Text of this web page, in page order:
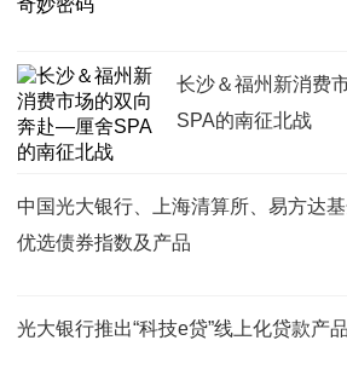
长沙＆福州新消费
SPA的南征北战
中国光大银行、上海清算所、易方达
优选债券指数及产品
光大银行推出“科技e贷”线上化贷款产品